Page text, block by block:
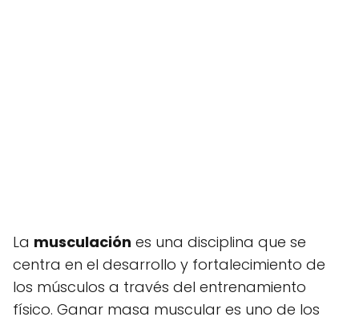
La musculación es una disciplina que se
centra en el desarrollo y fortalecimiento de
los músculos a través del entrenamiento
físico. Ganar masa muscular es uno de los